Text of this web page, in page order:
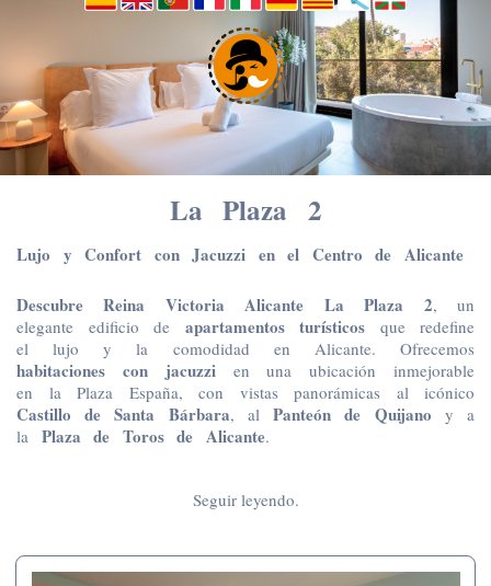
La Plaza 2
Lujo y Confort con Jacuzzi en el Centro de Alicante
Descubre Reina Victoria Alicante La Plaza 2, un
elegante edificio de apartamentos turísticos que redefine
el lujo y la comodidad en Alicante. Ofrecemos
habitaciones con jacuzzi en una ubicación inmejorable
en la Plaza España, con vistas panorámicas al icónico
Castillo de Santa Bárbara, alPanteón de Quijano y a
la Plaza de Toros de Alicante.
Seguir leyendo.